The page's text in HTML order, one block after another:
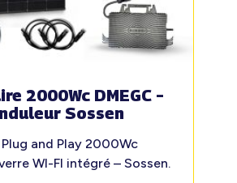
2000Wc DMEGC –
Sossen
and Play 2000Wc
WI-FI intégré – Sossen.